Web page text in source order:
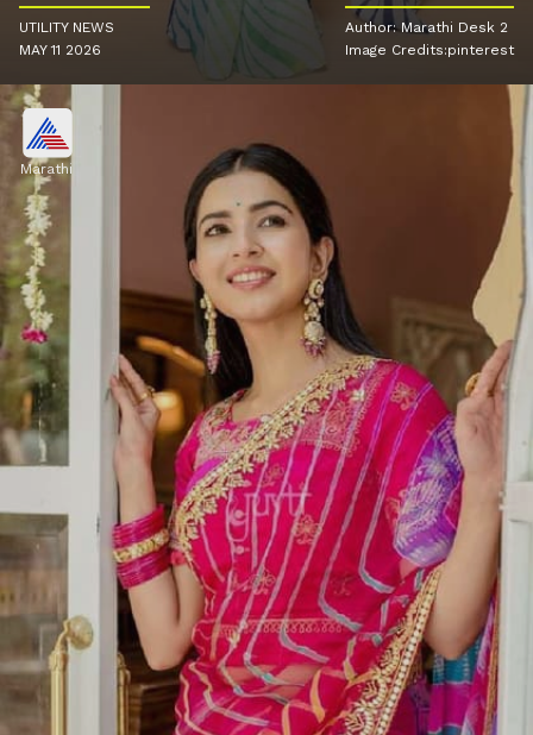
UTILITY NEWS
MAY 11 2026
Author: Marathi Desk 2
Image Credits:pinterest
Marathi